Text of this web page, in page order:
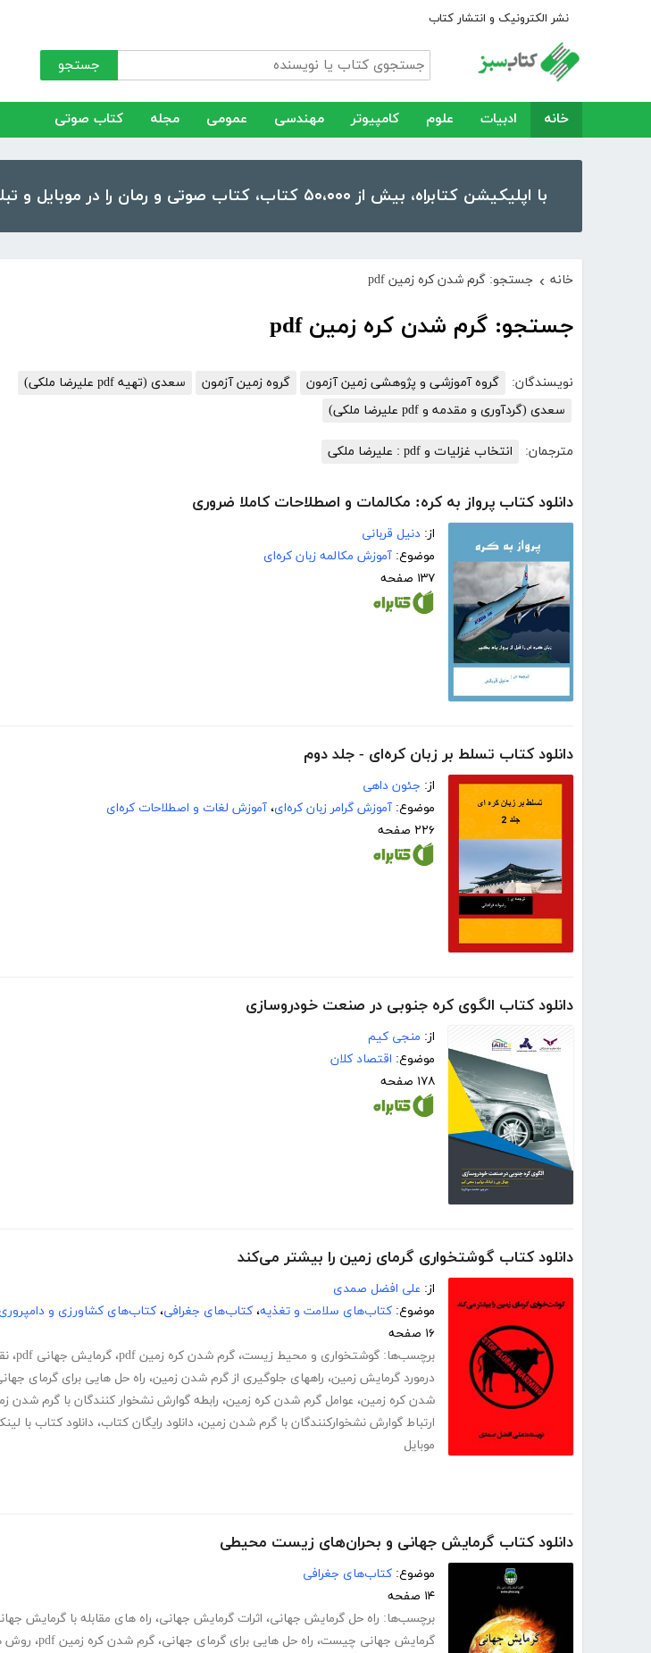
نشر الکترونیک و انتشار کتاب
جستجو
خانه ادبیات علوم کامپیوتر مهندسی عمومی مجله کتاب صوتی
با اپلیکیشن کتابراه، بیش از ۵۰،۰۰۰ کتاب، کتاب صوتی و رمان را در موبایل و تبلت خود داشته باشید!
خانه › جستجو: گرم شدن کره زمین pdf
جستجو: گرم شدن کره زمین pdf
نویسندگان: گروه آموزشی و پژوهشی زمین آزمون گروه زمین آزمون
سعدی (تهیه pdf علیرضا ملکی)
سعدی (گردآوری و مقدمه و pdf علیرضا ملکی)
مترجمان: انتخاب غزلیات و pdf : علیرضا ملکی
دانلود کتاب پرواز به کره: مکالمات و اصطلاحات کاملا ضروری
از: دنیل قربانی
موضوع: آموزش مکالمه زبان کره‌ای
۱۳۷ صفحه
دانلود کتاب تسلط بر زبان کره‌ای - جلد دوم
از: جئون داهی
موضوع: آموزش گرامر زبان کره‌ای، آموزش لغات و اصطلاحات کره‌ای
۲۲۶ صفحه
دانلود کتاب الگوی کره جنوبی در صنعت خودروسازی
از: منجی کیم
موضوع: اقتصاد کلان
۱۷۸ صفحه
دانلود کتاب گوشتخواری گرمای زمین را بیشتر می‌کند
از: علی افضل صمدی
موضوع: کتاب‌های سلامت و تغذیه، کتاب‌های جغرافی، کتاب‌های کشاورزی و
۱۶ صفحه
برچسب‌ها: گوشتخواری و محیط زیست، گرم شدن کره زمین pdf ، گرمایش جهانی pdf ،
درمورد گرمایش زمین، راههای جلوگیری از گرم شدن زمین، راه حل هایی برای گرمای
شدن کره زمین، عوامل گرم شدن کره زمین، رابطه گوارش نشخوار کنندگان با گرم شدن
ارتباط گوارش نشخوارکنندگان با گرم شدن زمین، دانلود رایگان کتاب، دانلود کتاب با
موبایل
دانلود کتاب گرمایش جهانی و بحران‌های زیست محیطی
موضوع: کتاب‌های جغرافی
۱۴ صفحه
برچسب‌ها: راه حل گرمایش جهانی، اثرات گرمایش جهانی، راه های مقابله با گرمایش
گرمایش جهانی چیست، راه حل هایی برای گرمای جهانی، گرم شدن کره زمین pdf ، روش